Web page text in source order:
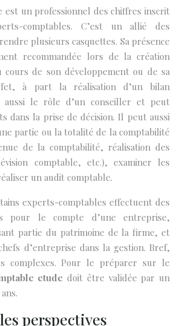
est un professionnel des chiffres inscrit
comptables. C’est un allié des
plusieurs casquettes. Sa présence
recommandée lors de la création
cours de son développement ou de sa
à part la réalisation d’un bilan
aussi le rôle d’un conseiller et peut
dans la prise de décision. Il peut aussi
partie ou la totalité de la comptabilité
de la comptabilité, réalisation des
comptable, etc.), examiner les
un audit comptable.
experts-comptables effectuent des
pour le compte d’une entreprise,
partie du patrimoine de la firme, et
d’entreprise dans la gestion. Bref,
complexes. Pour le préparer sur le
etude doit être validée par un
perspectives